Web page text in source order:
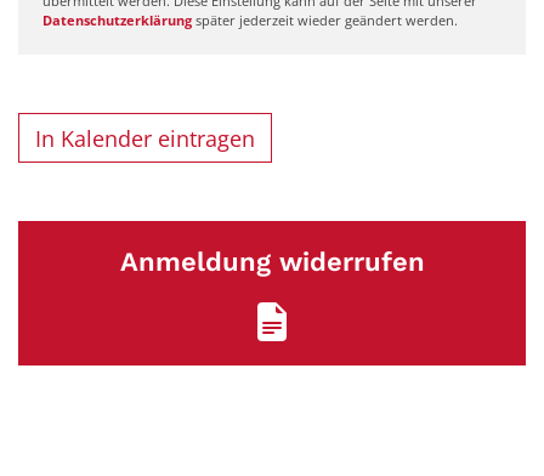
Datenschutzerklärung später jederzeit wieder geändert werden.
In Kalender eintragen
Anmeldung widerrufen